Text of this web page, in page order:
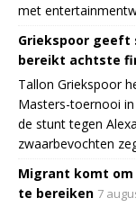
met
Griekspoor geeft
bereikt achtste
Tallon Griekspoor
Masters-toernooi
de stunt tegen
zwaarbevochten
Migrant komt
te bereiken 7